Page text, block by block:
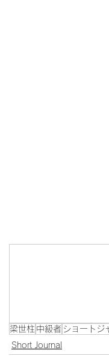
梁世柱 中級者 ショートジ
Short Journal